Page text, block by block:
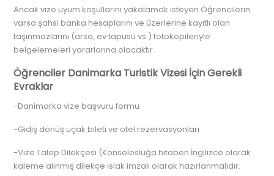
Ancak vize uyum koşullarını yakalamak isteyen Öğrencilerin
varsa şahsi banka hesaplarını ve üzerlerine kayıtlı olan
taşınmazlarını (arsa, ev tapusu vs.) fotokopileriyle
belgelemeleri yararlarına olacaktır.
Öğrenciler Danimarka Turistik Vizesi İçin Gerekli
Evraklar
-Danimarka vize başvuru formu
-Gidiş dönüş uçak bileti ve otel rezervasyonları
-Vize Talep Dilekçesi (Konsolosluğa hitaben İngilizce olarak
kaleme alınmış dilekçe ıslak imzalı olarak hazırlanmalıdır.